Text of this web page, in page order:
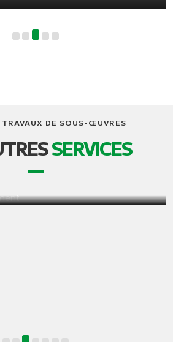
TRAVAUX DE SOUS-ŒUVRES
SERVICES
ET TRANSPORT DE